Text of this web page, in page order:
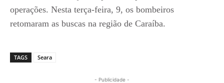
operações. Nesta terça-feira, 9, os bombeiros
retomaram as buscas na região de Caraíba.
TAGS Seara
- Publicidade -